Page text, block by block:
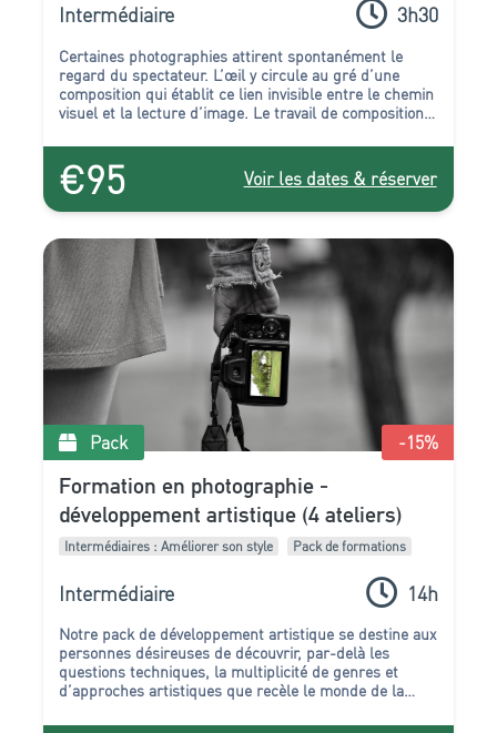
Intermédiaire 3h30
Certaines photographies attirent spontanément le
regard du spectateur. L’œil y circule au gré d’une
composition qui établit ce lien invisible entre le chemin
visuel et la lecture d’image. Le travail de composition
les axes, les lignes, les entrées et la circulation. Ce
sont ces quelques points essentiels que nous allons
vous proposer de perfectionner.
€95 Voir les dates & réserver
Pack -15%
Formation en photographie -
développement artistique (4 ateliers)
Intermédiaires : Améliorer son style Pack de formations
Intermédiaire 14h
Notre pack de développement artistique se destine aux
personnes désireuses de découvrir, par-delà les
questions techniques, la multiplicité de genres et
d’approches artistiques que recèle le monde de la